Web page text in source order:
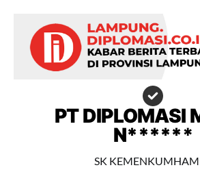
PT DIPLOMASI
N******
SK KEMENKUMHAM